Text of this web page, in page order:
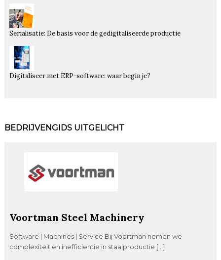
Serialisatie: De basis voor de gedigitaliseerde productie
Digitaliseer met ERP-software: waar begin je?
BEDRIJVENGIDS UITGELICHT
Voortman Steel Machinery
Software | Machines | Service Bij Voortman nemen we
complexiteit en inefficiëntie in staalproductie […]